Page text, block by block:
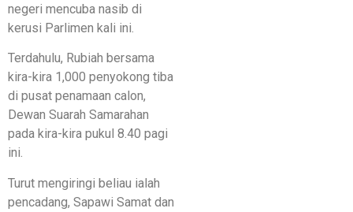
negeri mencuba nasib di
kerusi Parlimen kali ini.
Terdahulu, Rubiah bersama
kira-kira 1,000 penyokong tiba
di pusat penamaan calon,
Dewan Suarah Samarahan
pada kira-kira pukul 8.40 pagi
ini.
Turut mengiringi beliau ialah
pencadang, Sapawi Samat dan